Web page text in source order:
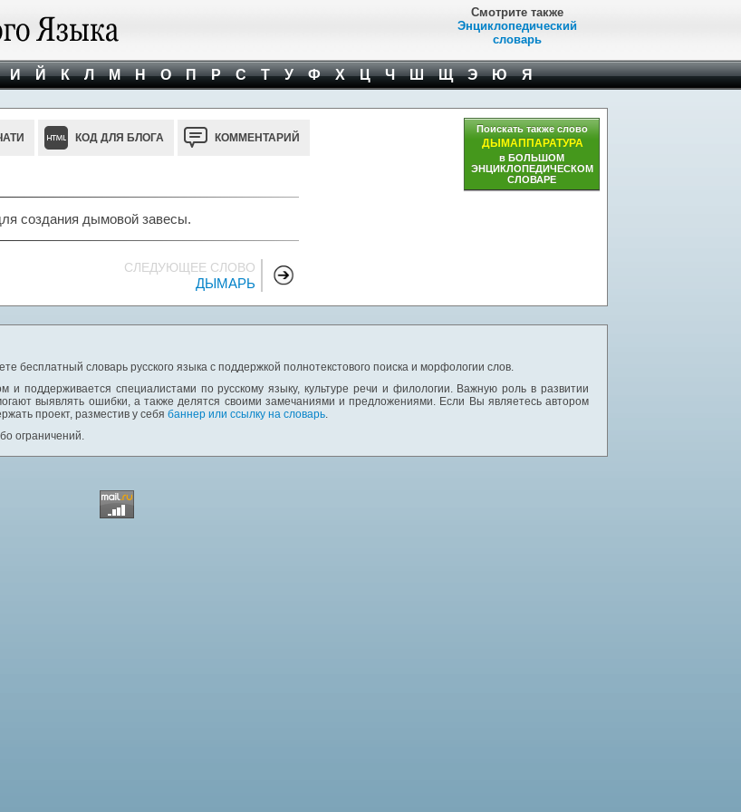
Смотрите также
Энциклопедический
словарь
И Й К Л М Н О П Р С Т У Ф Х Ц Ч Ш Щ Э Ю Я
КОД ДЛЯ БЛОГА КОММЕНТАРИЙ
создания дымовой завесы.
СЛЕДУЮЩЕЕ СЛОВО
ДЫМАРЬ
Поискать также слово
ДЫМАППАРАТУРА
в БОЛЬШОМ
ЭНЦИКЛОПЕДИЧЕСКОМ
СЛОВАРЕ
бесплатный словарь русского языка с поддержкой полнотекстового поиска и морфологии слов.
и поддерживается специалистами по русскому языку, культуре речи и филологии. Важную роль в развитии
выявлять ошибки, а также делятся своими замечаниями и предложениями. Если Вы являетесь автором
проект, разместив у себя баннер или ссылку на словарь.
ограничений.